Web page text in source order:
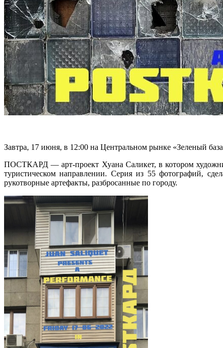
Завтра, 17 июня, в 12:00 на Центральном рынке «Зеленый
ПОСТКАРД — арт-проект Хуана Саликет, в котором
туристическом направлении. Серия из 55 фотографий,
рукотворные артефакты, разбросанные по городу.